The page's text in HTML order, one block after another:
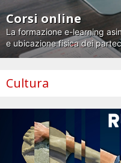
Corsi online
La formazione e-learning
e ubicazione fisica dei
Cultura